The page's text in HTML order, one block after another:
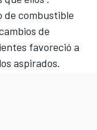
de combustible
de
favoreció a
aspirados.